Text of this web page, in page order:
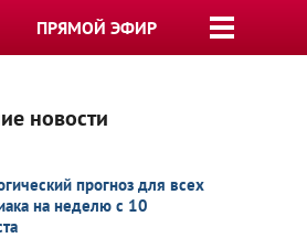
ПРЯМОЙ ЭФИР
новости
прогноз для всех
на неделю с 10